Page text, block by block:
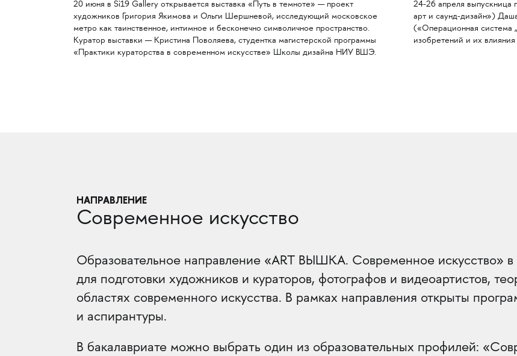
20 июня в Si19 Gallery открывается выставка «Путь в темноте» — проект
художников Григория Якимова и Ольги Шершневой, исследующий московское
метро как таинственное, интимное и бесконечно символичное пространство.
Куратор выставки — Кристина Поволяева, студентка магистерской программы
«Практики кураторства в современном искусстве» Школы дизайна НИУ ВШЭ.
24-26 апреля
арт и саунд-дизайн»)
(«Операционная система
изобретений и их
НАПРАВЛЕНИЕ
Современное искусство
Образовательное направление «ART ВЫШКА. Современное
для подготовки художников и кураторов, фотографов и видеоартистов,
областях современного искусства. В рамках направления открыты
и аспирантуры.
В бакалавриате можно выбрать один из образовательных профилей: